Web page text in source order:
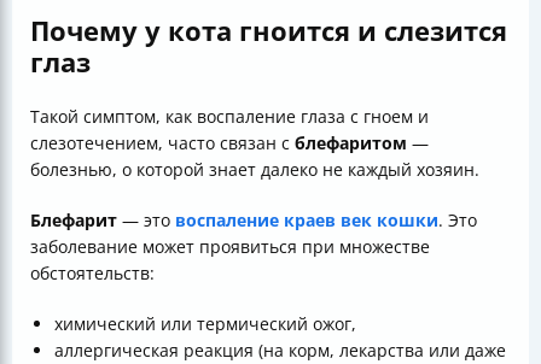
Почему у кота гноится и слезится
глаз
Такой симптом, как воспаление глаза с гноем и
слезотечением, часто связан с блефаритом —
болезнью, о которой знает далеко не каждый хозяин.
Блефарит — это воспаление краев век кошки. Это
заболевание может проявиться при множестве
обстоятельств:
химический или термический ожог,
аллергическая реакция (на корм, лекарства или даже